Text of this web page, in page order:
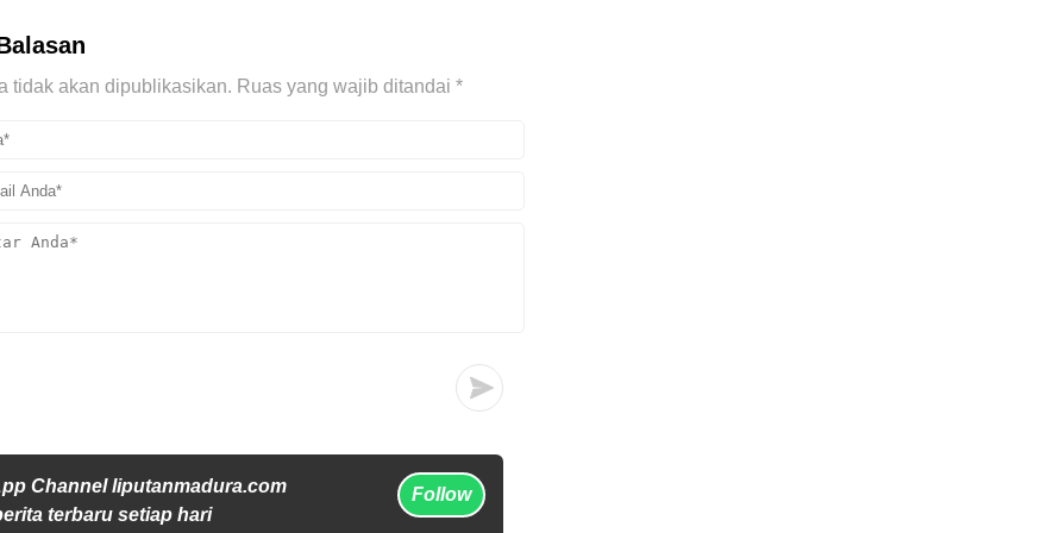
tidak akan dipublikasikan. Ruas yang wajib ditandai *
Channel liputanmadura.com
terbaru setiap hari
Follow